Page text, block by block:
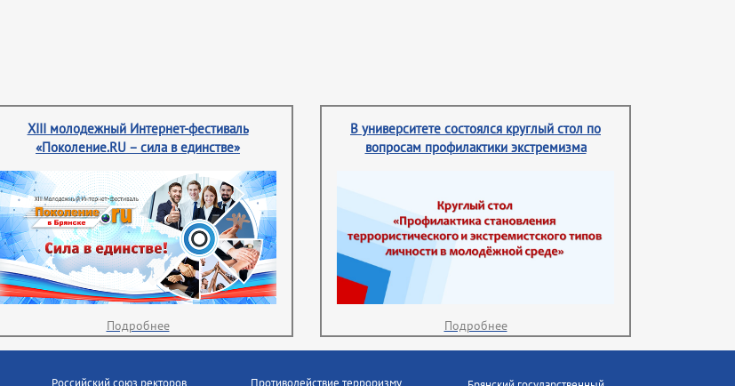
XIII молодежный Интернет-фестиваль
«Поколение.RU – сила в единстве»
Подробнее
В университете состоялся круглый стол по
вопросам профилактики экстремизма
Подробнее